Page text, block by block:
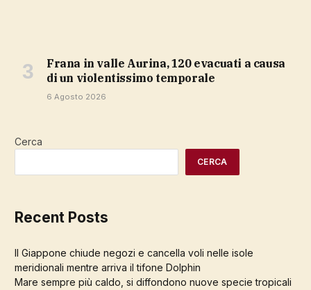
Frana in valle Aurina, 120 evacuati a causa
di un violentissimo temporale
6 Agosto 2026
Cerca
CERCA
Recent Posts
Il Giappone chiude negozi e cancella voli nelle isole
meridionali mentre arriva il tifone Dolphin
Mare sempre più caldo, si diffondono nuove specie tropicali